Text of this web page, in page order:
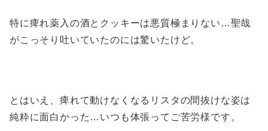
特に痺れ薬入の酒とクッキーは悪質極まりない…聖哉
がこっそり吐いていたのには驚いたけど。
とはいえ、痺れて動けなくなるリスタの間抜けな姿は
純粋に面白かった…いつも体張ってご苦労様です。